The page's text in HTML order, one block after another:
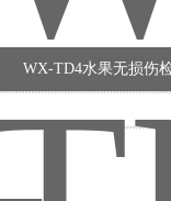
WX-TD4水果无损伤